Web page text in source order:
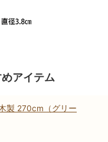
アイテム
製 270cm（グリー